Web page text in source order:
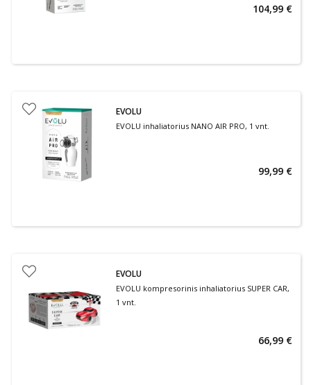
104,99 €
EVOLU
EVOLU inhaliatorius NANO AIR PRO, 1 vnt.
99,99 €
EVOLU
EVOLU kompresorinis inhaliatorius SUPER CAR,
1 vnt.
66,99 €